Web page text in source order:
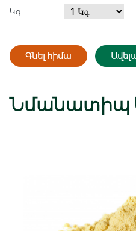
Մուտք
Կգ
Գնել հիմա
Նմանատիպ